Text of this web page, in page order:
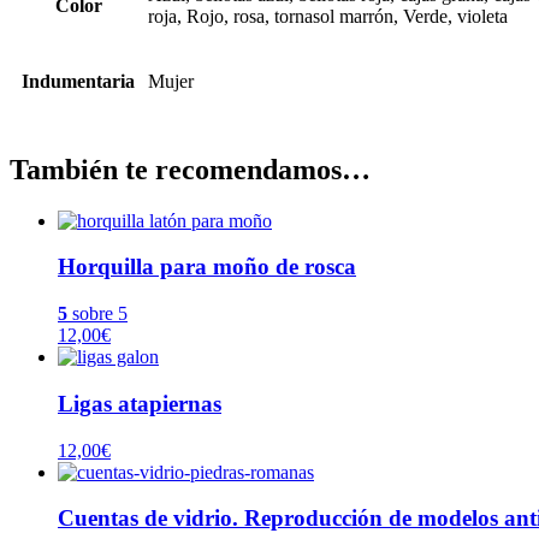
Color
roja, Rojo, rosa, tornasol marrón, Verde, violeta
Indumentaria Mujer
También te recomendamos…
Horquilla para moño de rosca
5 sobre 5
12,00€
Ligas atapiernas
12,00€
Cuentas de vidrio. Reproducción de modelos